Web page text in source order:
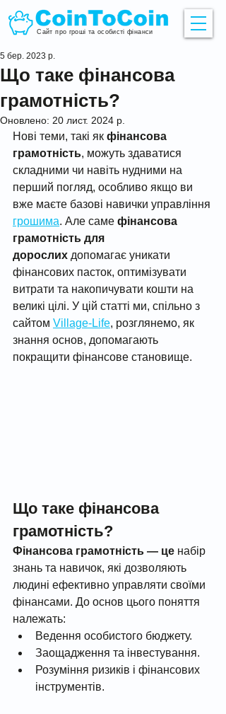
Сайт про гроші та особисті фінанси
Що таке фінансова
грамотність?
5 бер. 2023 р.
Оновлено: 20 лист. 2024 р.
Нові теми, такі як фінансова
грамотність, можуть здаватися
складними чи навіть нудними на
перший погляд, особливо якщо ви
вже маєте базові навички управління
грошима. Але саме фінансова
грамотність для
дорослих допомагає уникати
фінансових пасток, оптимізувати
витрати та накопичувати кошти на
великі цілі. У цій статті ми, спільно з
сайтом Village-Life, розглянемо, як
знання основ, допомагають
покращити фінансове становище.
Що таке фінансова
грамотність?
Фінансова грамотність — це набір
знань та навичок, які дозволяють
людині ефективно управляти своїми
фінансами. До основ цього поняття
належать:
Ведення особистого бюджету.
Заощадження та інвестування.
Розуміння ризиків і фінансових
інструментів.